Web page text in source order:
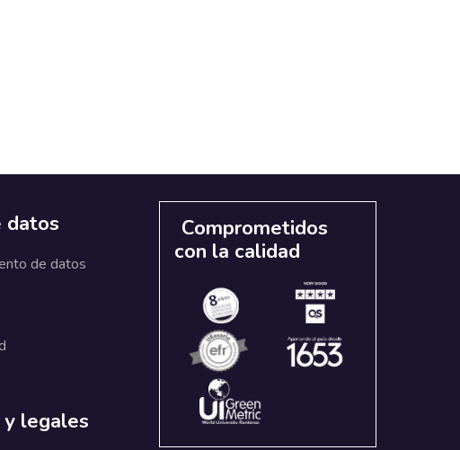
datos
de datos
legales
Comprometidos
con la calidad